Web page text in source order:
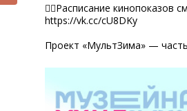
👉🏼Расписание
https://vk.cc/cU8DKy
Проект «МультЗима» —